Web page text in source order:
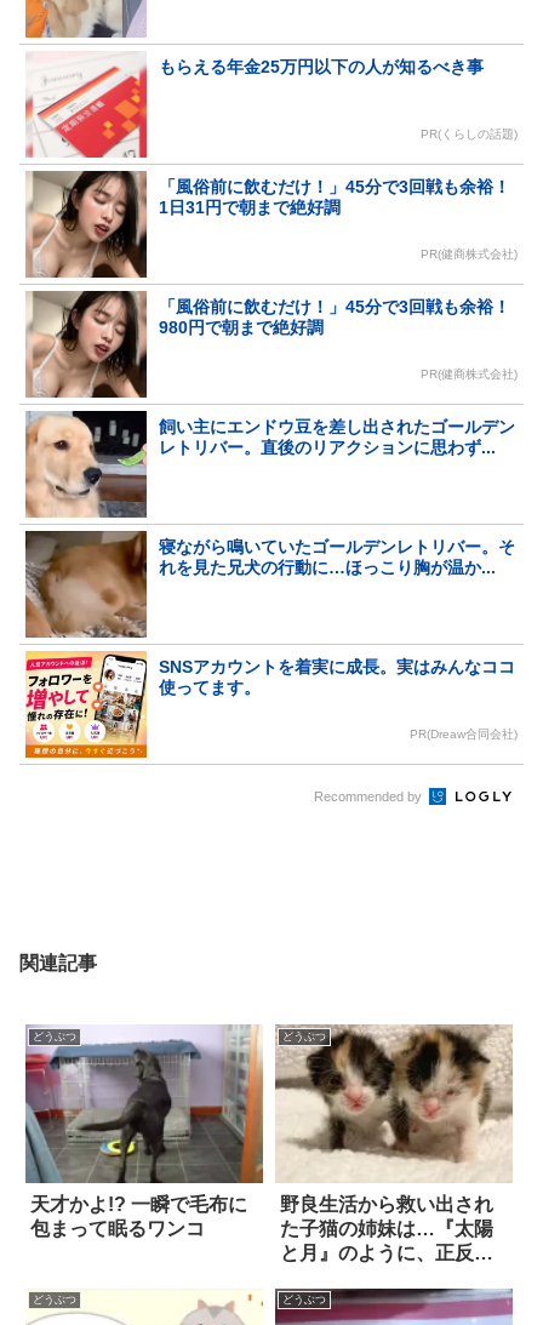
もらえる年金25万円以下の人が知るべき事
PR(くらしの話題)
「風俗前に飲むだけ！」45分で3回戦も余裕！
1日31円で朝まで絶好調
PR(健商株式会社)
「風俗前に飲むだけ！」45分で3回戦も余裕！
980円で朝まで絶好調
PR(健商株式会社)
飼い主にエンドウ豆を差し出されたゴールデン
レトリバー。直後のリアクションに思わず...
寝ながら鳴いていたゴールデンレトリバー。そ
れを見た兄犬の行動に…ほっこり胸が温か...
SNSアカウントを着実に成長。実はみんなココ
使ってます。
PR(Dreaw合同会社)
Recommended by
関連記事
どうぶつ
天才かよ!? 一瞬で毛布に
包まって眠るワンコ
どうぶつ
野良生活から救い出され
た子猫の姉妹は…『太陽
と月』のように、正反対
た
どうぶつ どうぶつ